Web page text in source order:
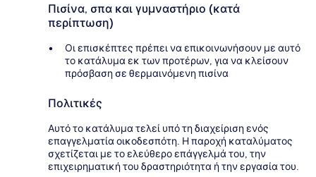
Πισίνα, σπα και γυμναστήριο (κατά
περίπτωση)
Οι επισκέπτες πρέπει να επικοινωνήσουν με αυτό
το κατάλυμα εκ των προτέρων, για να κλείσουν
πρόσβαση σε θερμαινόμενη πισίνα
Πολιτικές
Αυτό το κατάλυμα τελεί υπό τη διαχείριση ενός
επαγγελματία οικοδεσπότη. Η παροχή καταλύματος
σχετίζεται με το ελεύθερο επάγγελμά του, την
επιχειρηματική του δραστηριότητα ή την εργασία του.